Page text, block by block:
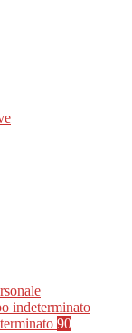
indeterminato
90